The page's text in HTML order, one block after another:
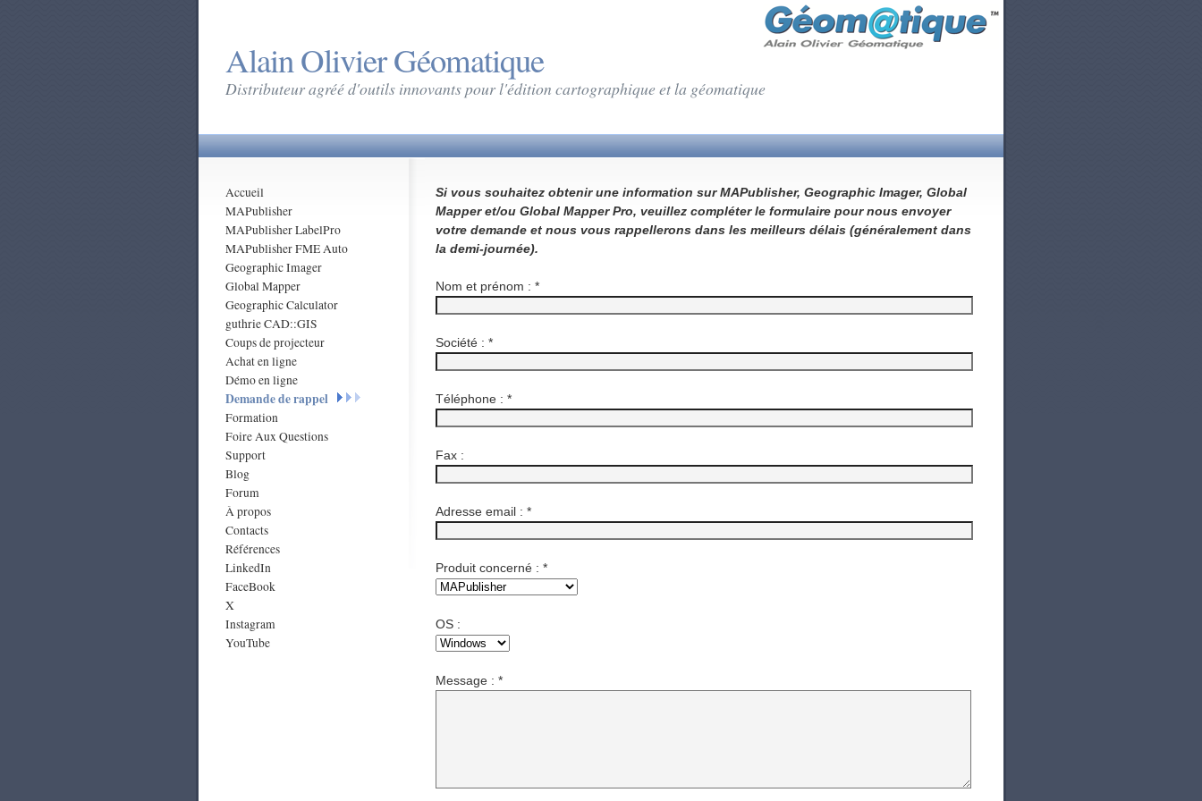
Alain Olivier Géomatique
Distributeur agréé d'outils innovants pour l'édition cartographique et la géomatique
Accueil
MAPublisher
MAPublisher LabelPro
MAPublisher FME Auto
Geographic Imager
Global Mapper
Geographic Calculator
guthrie CAD::GIS
Coups de projecteur
Achat en ligne
Démo en ligne
Demande de rappel
Formation
Foire Aux Questions
Support
Blog
Forum
À propos
Contacts
Références
LinkedIn
FaceBook
X
Instagram
YouTube
Si vous souhaitez obtenir une information sur MAPublisher, Geographic Imager, Global
Mapper et/ou Global Mapper Pro, veuillez compléter le formulaire pour nous envoyer
votre demande et nous vous rappellerons dans les meilleurs délais (généralement dans
la demi-journée).
Nom et prénom : *
Société : *
Téléphone : *
Fax :
Adresse email : *
Produit concerné : *
OS :
Message : *